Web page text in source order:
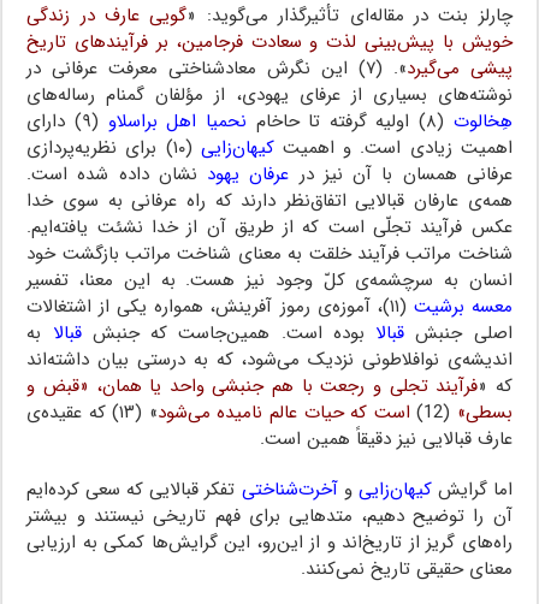
چارلز بنت در مقاله‌ای تأثیرگذار می‌گوید: «گویی عارف در زندگی
خویش با پیش‌بینی لذت و سعادت فرجامین، بر فرآیندهای تاریخ
پیشی می‌گیرد
». (۷) این نگرش معادشناختی معرفت عرفانی در
نوشته‌های بسیاری از عرفای یهودی، از مؤلفان گمنام رساله‌های
هِخالوت (۸) اولیه گرفته تا حاخام نحمیا اهل براسلاو
(۹) دارای
اهمیت زیادی است. و اهمیتکیهان‌زایی
(۱۰) برای نظریه‌پردازی
عرفانی همسان با آن نیز در عرفان یهود نشان داده شده است.
همه‌ی عارفان قبالایی اتفاق‌نظر دارند که راه عرفانی به سوی خدا
عکس فرآیند تجلّی است که از طریق آن از خدا نشئت یافته‌ایم.
شناخت مراتب فرآیند خلقت به معنای شناخت مراتب بازگشت خود
انسان به سرچشمه‌ی کلّ وجود نیز هست. به این معنا، تفسیر
معسه برشیت
(۱۱)، آموزه‌ی رموز آفرینش، همواره یکی از اشتغالات
اصلی جنبش قبالا بوده است. همین‌جاست که جنبشقبالا به
اندیشه‌ی نوافلاطونی نزدیک می‌شود، که به درستی بیان داشته‌اند
که «فرآیند تجلی و رجعت با هم جنبشی واحد یا همان، «قبض و
بسطی» (12) است که حیات عالم نامیده می‌شود
» (۱۳) که عقیده‌ی
عارف قبالایی نیز دقیقاً همین است.
اما گرایشکیهان‌زایی وآخرت‌شناختی تفکر قبالایی که سعی کرده‌ایم
آن را توضیح دهیم، متدهایی برای فهم تاریخی نیستند و بیشتر
راه‌های گریز از تاریخ‌اند و از این‌رو، این گرایش‌ها کمکی به ارزیابی
معنای حقیقی تاریخ نمی‌کنند.